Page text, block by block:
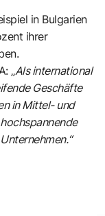
in Bulgarien
ihrer
„Als international
Geschäfte
in Mittel- und